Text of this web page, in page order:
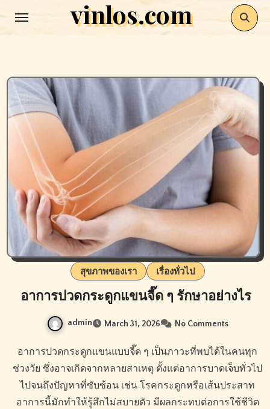
vinlos.com
สุขภาพของเรา เรื่องทั่วไป
อาการปวดกระดูกแขนจี๊ด ๆ รักษาอย่างไร
admin March 31, 2026 No Comments
อาการปวดกระดูกแขนแบบจี๊ด ๆ เป็นภาวะที่พบได้ในคนทุก
ช่วงวัย ซึ่งอาจเกิดจากหลายสาเหตุ ตั้งแต่อาการบาดเจ็บทั่วไป
ไปจนถึงปัญหาที่ซับซ้อน เช่น โรคกระดูกหรือเส้นประสาท
อาการนี้มักทำให้รู้สึกไม่สบายตัว มีผลกระทบต่อการใช้ชีวิต